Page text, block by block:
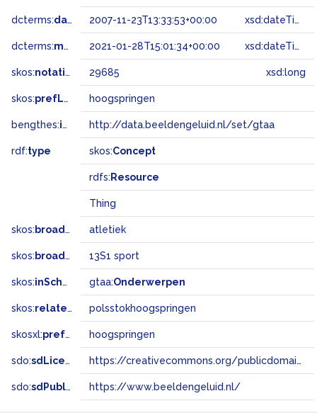
dcterms:dateSubmitted 2007-11-23T13:33:53+00:00 xsd:dateTime
dcterms:modified 2021-01-28T15:01:34+00:00 xsd:dateTime
skos:notation 29685 xsd:long
skos:prefLabel hoogspringen
bengthes:inSet http://data.beeldengeluid.nl/set/gtaa
rdf:type skos:Concept
rdfs: Resource
Thing
skos: broader atletiek
skos: broadMatch 13S1 sport
skos:inScheme gtaa:Onderwerpen
skos:related polsstokhoogspringen
skosxl:prefLabel hoogspringen
sdo:sdLicense https://creativecommons.org/publicdomain/zero/1.0/
sdo:sdPublisher https://www.beeldengeluid.nl/